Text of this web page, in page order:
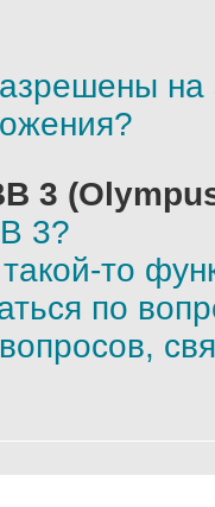
3
3?
то
по